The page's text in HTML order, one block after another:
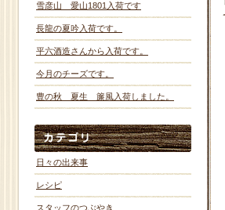
雪彦山 愛山1801入荷です
長龍の夏吟入荷です。
平六酒造さんから入荷です。
今月のチーズです。
豊の秋 夏生 簾風入荷しました。
日々の出来事
レシピ
スタッフのつぶやき